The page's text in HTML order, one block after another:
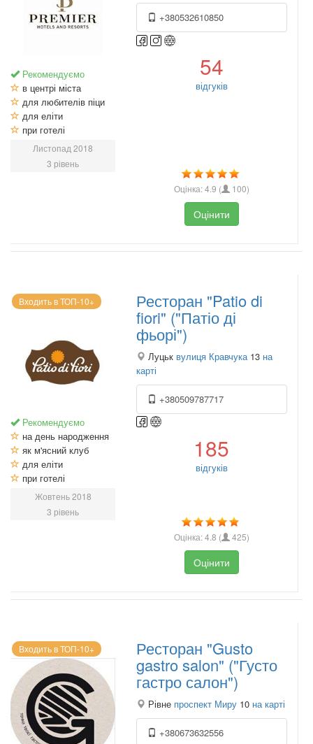
Рекомендуємо
в центрі міста
для любителів піци
для еліти
при готелі
Листопад 2018
3 рівень
+380532610850
54
відгуків
Оцінка:4.9 ( 100)
Оцінити
Входить в ТОП-10+
Рекомендуємо
на день народження
як м'ясний клуб
для еліти
при готелі
Жовтень 2018
3 рівень
Ресторан "Patio di
fiori" ("Патіо ді
фьорі")
Луцьк вулиця Кравчука 13 на
карті
+380509787717
185
відгуків
Оцінка:4.8 ( 425)
Оцінити
Входить в ТОП-10+ Ресторан "Gusto
gastro salon" ("Густо
гастро салон")
Рівне проспект Миру 10 на карті
+380673632556